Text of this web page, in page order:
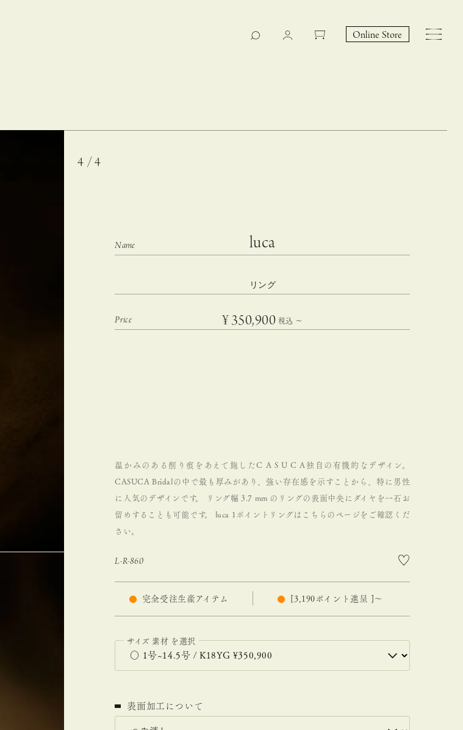
コラボレーションブランド
CASUCAと満島ひかりの
コラボレーションブランド
EY Collection 誕生のお知らせ 山際恵美子さん × CAS
UCA
Online Store
4 / 4
luca
リング
¥350,900 税込 〜
温かみのある削り痕をあえて施したC A S U C A独自の有機的なデザイン。
CASUCA Bridalの中で最も厚みがあり、強い存在感を示すことから、特に男性
に人気のデザインです。 リング幅 3.7 mm のリングの表面中央にダイヤを一石お
留めすることも可能です。 luca 1ポイントリングは こちらのページ をご確認くだ
さい。
L-R-860
完全受注生産アイテム 3,190 ポイント進呈 ] 〜
サイズ 素材
表面加工について